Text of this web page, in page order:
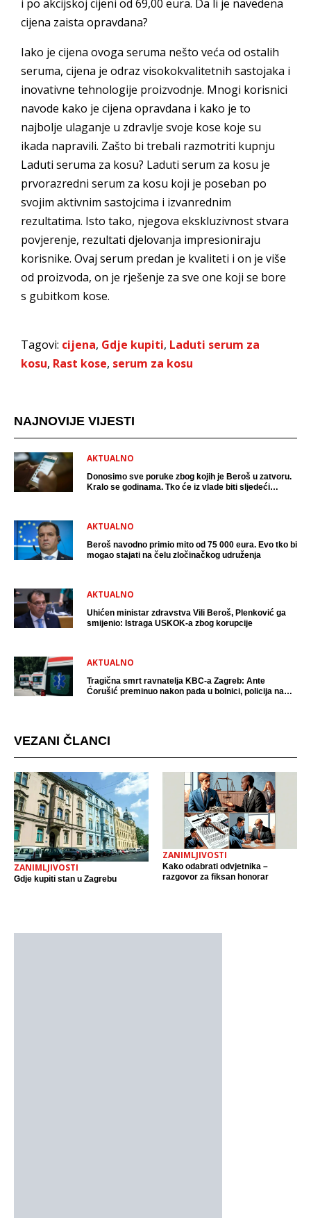
i po akcijskoj cijeni od 69,00 eura. Da li je navedena
cijena zaista opravdana?
Iako je cijena ovoga seruma nešto veća od ostalih
seruma, cijena je odraz visokokvalitetnih sastojaka i
inovativne tehnologije proizvodnje. Mnogi korisnici
navode kako je cijena opravdana i kako je to
najbolje ulaganje u zdravlje svoje kose koje su
ikada napravili. Zašto bi trebali razmotriti kupnju
Laduti seruma za kosu? Laduti serum za kosu je
prvorazredni serum za kosu koji je poseban po
svojim aktivnim sastojcima i izvanrednim
rezultatima. Isto tako, njegova ekskluzivnost stvara
povjerenje, rezultati djelovanja impresioniraju
korisnike. Ovaj serum predan je kvaliteti i on je više
od proizvoda, on je rješenje za sve one koji se bore
s gubitkom kose.
Tagovi: cijena, Gdje kupiti, Laduti serum za
kosu, Rast kose, serum za kosu
NAJNOVIJE VIJESTI
AKTUALNO
Donosimo sve poruke zbog kojih je Beroš u zatvoru.
Kralo se godinama. Tko će iz vlade biti sljedeći
AKTUALNO
Beroš navodno primio mito od 75 000 eura. Evo tko bi
mogao stajati na čelu zločinačkog udruženja
AKTUALNO
Uhićen ministar zdravstva Vili Beroš, Plenković ga
smijenio: Istraga USKOK-a zbog korupcije
AKTUALNO
Tragična smrt ravnatelja KBC-a Zagreb: Ante
Ćorušić preminuo nakon pada u bolnici, policija na
VEZANI ČLANCI
ZANIMLJIVOSTI
Gdje kupiti stan u Zagrebu
ZANIMLJIVOSTI
Kako odabrati odvjetnika –
razgovor za fiksan honorar